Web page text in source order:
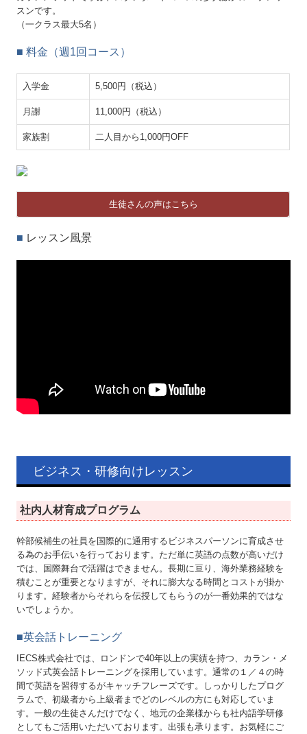
スンです。
（一クラス最大5名）
■ 料金（週1回コース）
入学金 5,500円（税込）
月謝 11,000円（税込）
家族割 二人目から1,000円OFF
生徒さんの声はこちら
■ レッスン風景
ビジネス・研修向けレッスン
社内人材育成プログラム
幹部候補生の社員を国際的に通用するビジネスパーソンに育成させ
る為のお手伝いを行っております。ただ単に英語の点数が高いだけ
では、国際舞台で活躍はできません。長期に亘り、海外業務経験を
積むことが重要となりますが、それに膨大なる時間とコストが掛か
ります。経験者からそれらを伝授してもらうのが一番効果的ではな
いでしょうか。
■英会話トレーニング
IECS株式会社では、ロンドンで40年以上の実績を持つ、カラン・メ
ソッド式英会話トレーニングを採用しています。通常の１／４の時
間で英語を習得するがキャッチフレーズです。しっかりしたプログ
ラムで、初級者から上級者までどのレベルの方にも対応していま
す。一般の生徒さんだけでなく、地元の企業様からも社内語学研修
としてもご活用いただいております。出張も承ります。お気軽にご